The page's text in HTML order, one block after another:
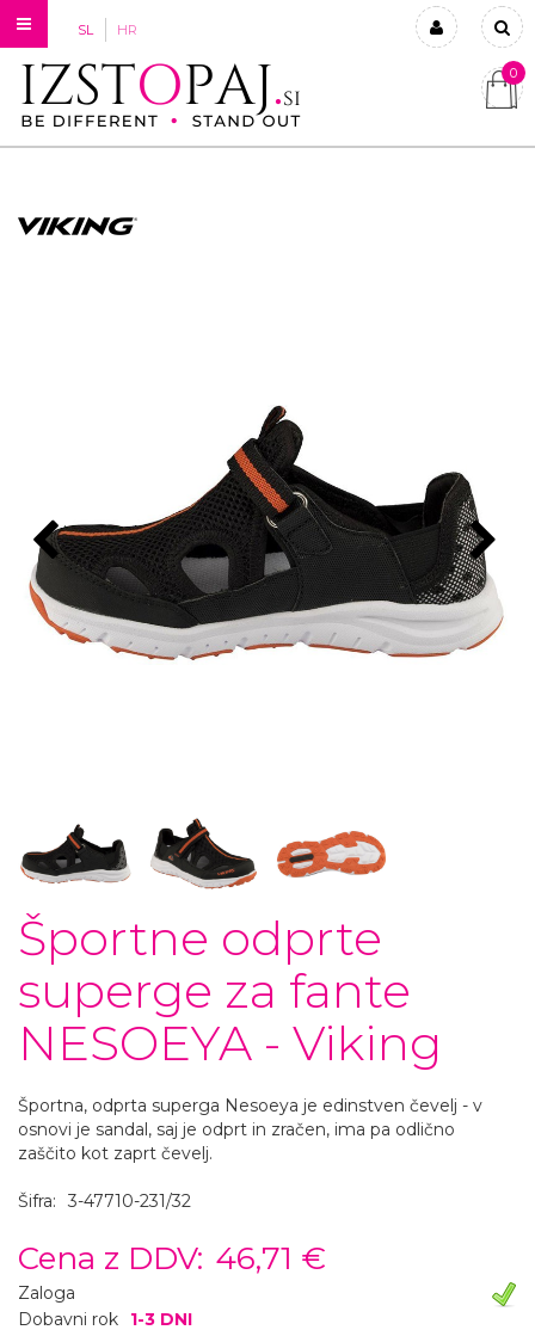
SL HR
Prijavi se
0
Športne odprte
superge za fante
NESOEYA - Viking
Športna, odprta superga Nesoeya je edinstven čevelj - v
osnovi je sandal, saj je odprt in zračen, ima pa odlično
zaščito kot zaprt čevelj.
Šifra: 3-47710-231/32
Cena z DDV: 46,71 €
Zaloga
Dobavni rok
1-3 DNI